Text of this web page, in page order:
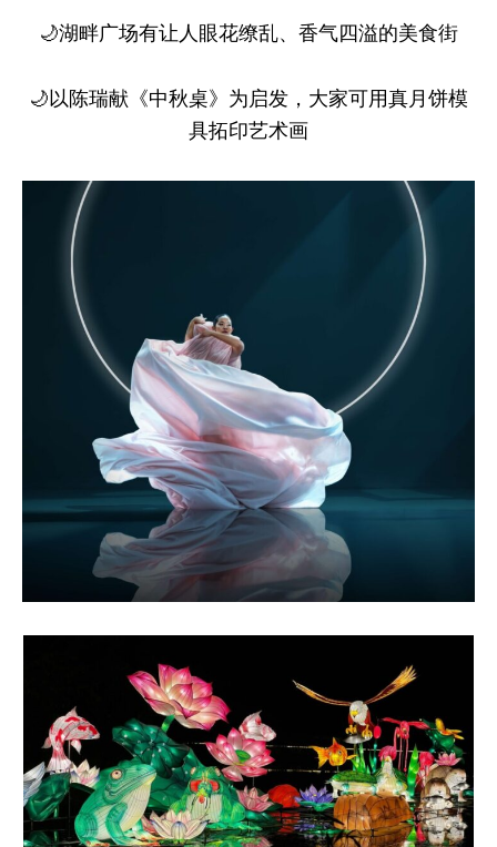
🌙湖畔广场有让人眼花缭乱、香气四溢的美食街
🌙以陈瑞献《中秋桌》为启发，大家可用真月饼模
具拓印艺术画